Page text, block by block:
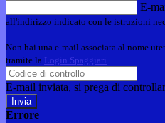
E-
all'indirizzo indicato con le istruzioni
Non hai una e-mail associata al nome
tramite la Login Spaggiari
E-mail inviata, si prega di
Errore